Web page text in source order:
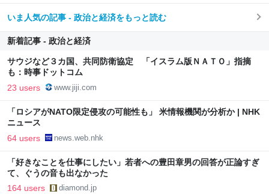
いま人気の記事 - 政治と経済をもっと読む
新着記事 - 政治と経済
サウジなど３カ国、共同防衛協定 「イスラム版ＮＡＴＯ」指摘
も：時事ドットコム
23 users www.jiji.com
「ロシアがNATO限定侵攻の可能性も」 米情報機関が分析か | NHK
ニュース
64 users news.web.nhk
「好きなことを仕事にしたい」若者への豊田章男の回答が正論すぎ
て、ぐうの音も出なかった
164 users diamond.jp